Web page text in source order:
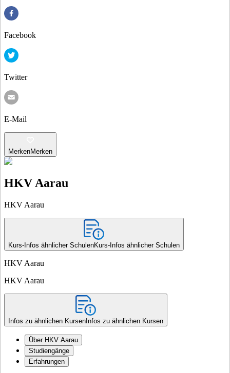
Facebook
Twitter
E-Mail
MerkenMerken
HKV Aarau
HKV Aarau
Kurs-Infos ähnlicher SchulenKurs-Infos ähnlicher Schulen
HKV Aarau
HKV Aarau
Infos zu ähnlichen Kursen Infos zu ähnlichen Kursen
Über HKV Aarau
Studiengänge
Erfahrungen